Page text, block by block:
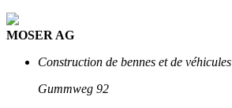
MOSER AG
Construction de bennes et de véhicules
Gummweg 92